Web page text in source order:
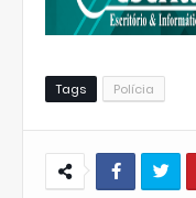
Tags Polícia